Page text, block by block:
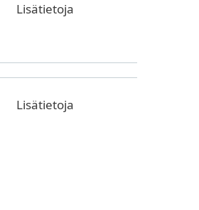
Lisätietoja
Lisätietoja